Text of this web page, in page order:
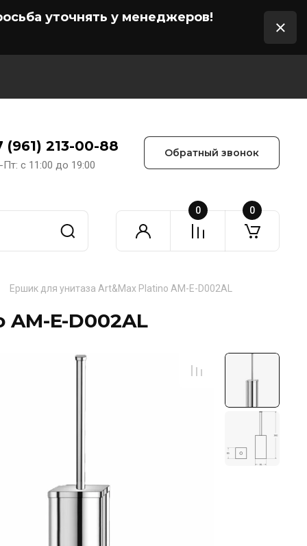
уточнять у менеджеров!
(961) 213-00-88
с 11:00 до 19:00
Обратный звонок
0 0
Ершик для унитаза Art&Max Platino AM-E-D002AL
E-D002AL